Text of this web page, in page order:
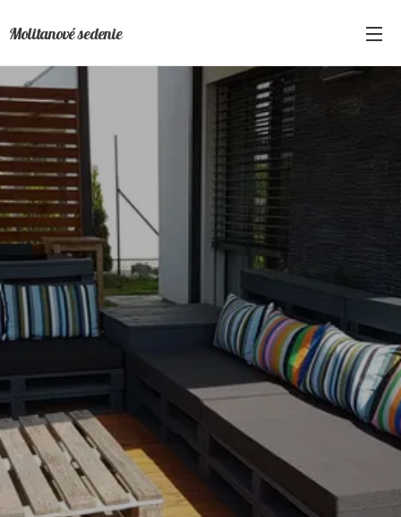
Molitanové sedenie